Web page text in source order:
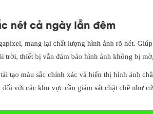
nét cả ngày lẫn đêm
mang lại chất lượng hình ảnh rõ nét.
trời, thiết bị vẫn đảm bảo hình ảnh không bị
tạo màu sắc chính xác và hiển thị hình ảnh
với các khu vực cần giám sát chặt chẽ như